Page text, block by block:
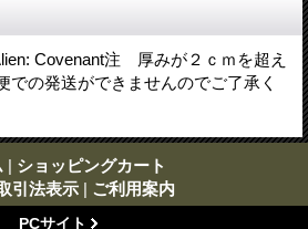
Covenant注 厚みが２ｃｍを超え
での発送ができませんのでご了承く
| ショッピングカート
引法表示 | ご利用案内
PCサイト